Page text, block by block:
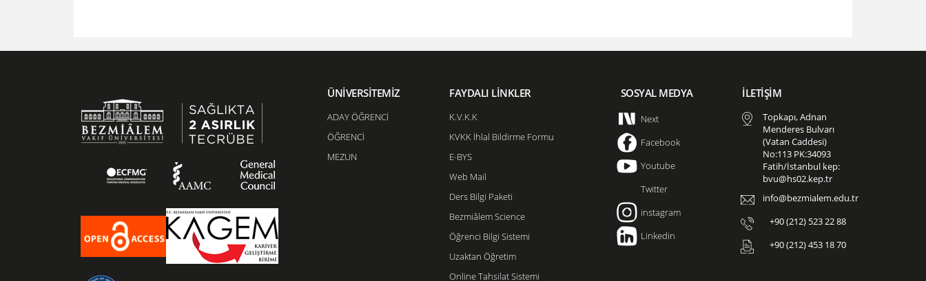
ÜNİVERSİTEMİZ
ADAY ÖĞRENCİ
ÖĞRENCİ
MEZUN
FAYDALI LİNKLER
K.V.K.K
KVKK İhlal Bildirme Formu
E-BYS
Web Mail
Ders Bilgi Paketi
Bezmiâlem Science
Öğrenci Bilgi Sistemi
Uzaktan Öğretim
Online Tahsilat Sistemi
SOSYAL MEDYA
Next
Facebook
Youtube
Twitter
instagram
Linkedin
İLETİŞİM
Topkapı, Adnan
Menderes Bulvarı
(Vatan Caddesi)
No:113 PK:34093
Fatih/İstanbul kep:
bvu@hs02.kep.tr
info@bezmialem.edu.tr
+90 (212) 523 22 88
+90 (212) 453 18 70